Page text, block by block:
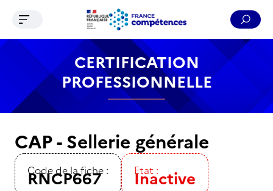
Contenu Recherche Menu Pied de page
Ouvrir le menu de navigation
CERTIFICATION
PROFESSIONNELLE
CAP - Sellerie générale
Code de la fiche :
RNCP667 Etat :
Inactive